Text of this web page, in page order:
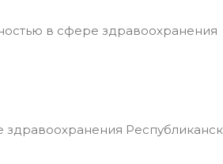
в сфере здравоохранения